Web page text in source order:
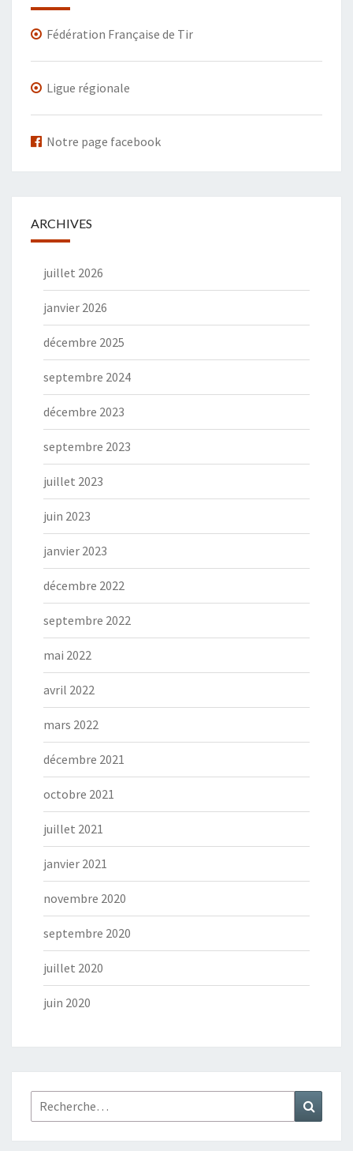
Fédération Française de Tir
Ligue régionale
Notre page facebook
ARCHIVES
juillet 2026
janvier 2026
décembre 2025
septembre 2024
décembre 2023
septembre 2023
juillet 2023
juin 2023
janvier 2023
décembre 2022
septembre 2022
mai 2022
avril 2022
mars 2022
décembre 2021
octobre 2021
juillet 2021
janvier 2021
novembre 2020
septembre 2020
juillet 2020
juin 2020
Rechercher :